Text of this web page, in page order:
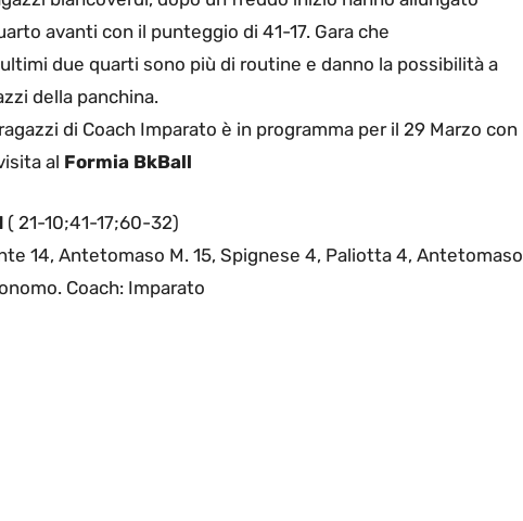
avanti con il punteggio di 41-17. Gara che
due quarti sono più di routine e danno la possibilità a
della panchina.
di Coach Imparato è in programma per il 29 Marzo con
al Formia BkBall
( 21-10;41-17;60-32)
14, Antetomaso M. 15, Spignese 4, Paliotta 4, Antetomaso
Coach: Imparato